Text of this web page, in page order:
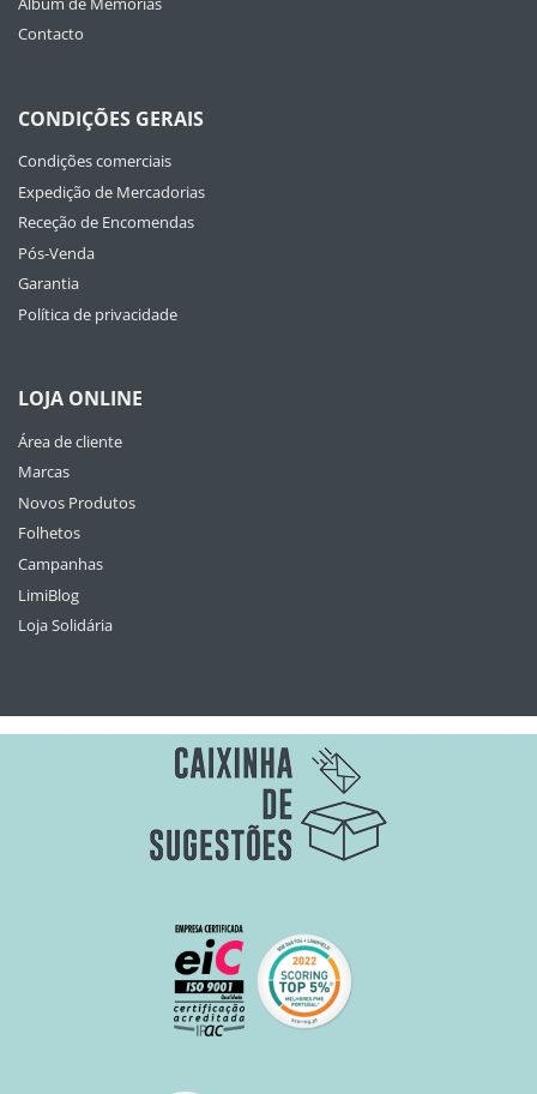
Contacto
CONDIÇÕES GERAIS
Condições comerciais
Expedição de Mercadorias
Receção de Encomendas
Pós-Venda
Garantia
Política de privacidade
LOJA ONLINE
Área de cliente
Marcas
Novos Produtos
Folhetos
Campanhas
LimiBlog
Loja Solidária